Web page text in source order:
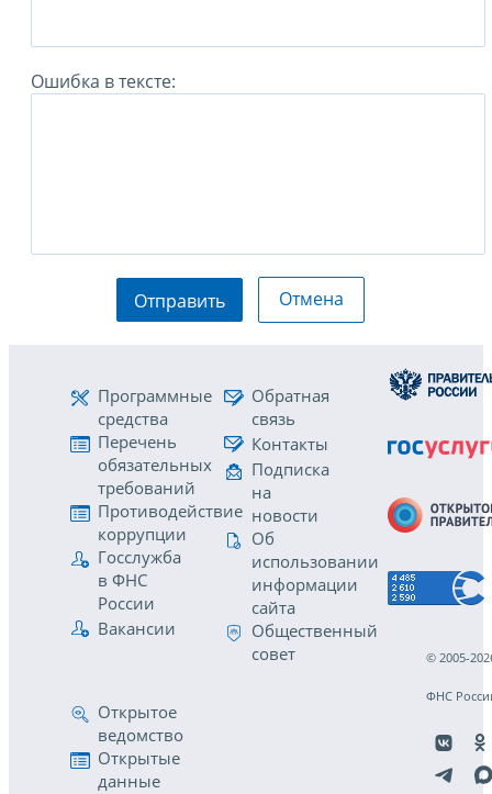
Ошибка в тексте:
Отправить Отмена
Программные
средства
Перечень
обязательных
требований
Противодействие
коррупции
Госслужба
в ФНС
России
Вакансии
Обратная
связь
Контакты
Подписка
на
новости
Об
использовании
информации
сайта
Общественный
совет
Открытое
ведомство
Открытые
данные
© 2005-
ФНС